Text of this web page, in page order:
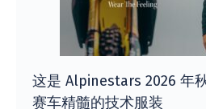
这是 Alpinestars 2026 年
赛车精髓的技术服装